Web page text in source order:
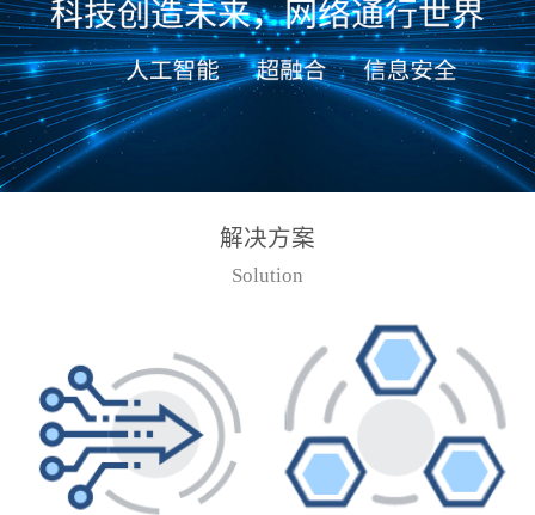
解决方案
Solution